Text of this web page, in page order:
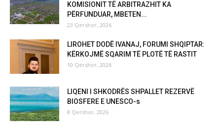
KOMISIONIT TË ARBITRAZHIT KA
PËRFUNDUAR, MBETEN...
23 Qershor, 2026
LIROHET DODË IVANAJ, FORUMI SHQIPTAR:
KËRKOJMË SQARIM TË PLOTË TË RASTIT
10 Qershor, 2026
LIQENI I SHKODRËS SHPALLET REZERVË
BIOSFERE E UNESCO-s
8 Qershor, 2026